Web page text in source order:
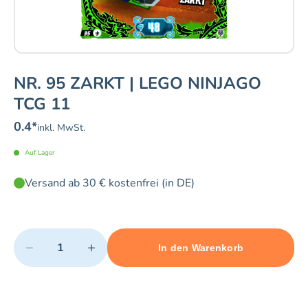
NR. 95 ZARKT | LEGO NINJAGO
TCG 11
0.4*inkl. MwSt.
Auf Lager
Versand ab 30 € kostenfrei (in DE)
Quantity
− +
Minimum quantity: 1 Maximum quantity: 493
In den Warenkorb
Add 1 item to cart